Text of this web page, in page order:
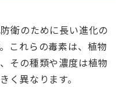
衛のために長い進化の
これらの毒素は、植物
その種類や濃度は植物
く異なります。